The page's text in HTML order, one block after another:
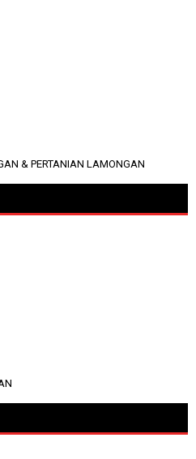
& PERTANIAN LAMONGAN